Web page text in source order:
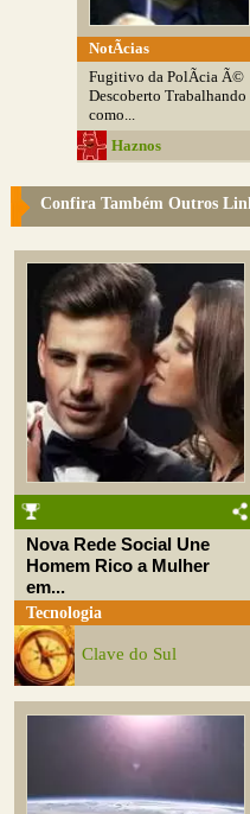
NotÃ­cias
Fugitivo da PolÃ­cia Ã©
Descoberto Trabalhando
como...
Haznos
Confira Também Outros
Nova Rede Social Une
Homem Rico a Mulher
em...
Tecnologia
Clave do Sul